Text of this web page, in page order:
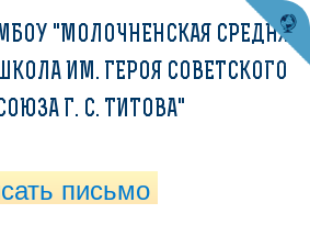
"МОЛОЧНЕНСКАЯ СРЕДНЯЯ
ИМ. ГЕРОЯ СОВЕТСКОГО
Г. С. ТИТОВА"
письмо